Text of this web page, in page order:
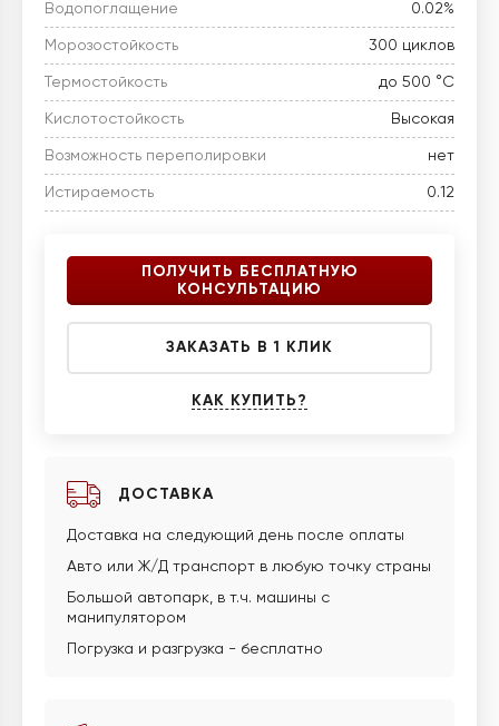
Водопоглащение 0.02%
Морозостойкость 300 циклов
Термостойкость до 500 °C
Кислотостойкость Высокая
Возможность переполировки нет
Истираемость 0.12
ПОЛУЧИТЬ БЕСПЛАТНУЮ
КОНСУЛЬТАЦИЮ
ЗАКАЗАТЬ В 1 КЛИК
КАК КУПИТЬ?
ДОСТАВКА
Доставка на следующий день после оплаты
Авто или Ж/Д транспорт в любую точку страны
Большой автопарк, в т.ч. машины с
манипулятором
Погрузка и разгрузка - бесплатно